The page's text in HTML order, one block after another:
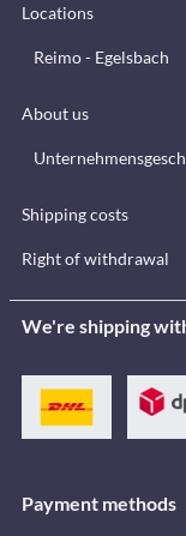
Locations
Reimo - Egelsbach
About us
Shipping costs
Right of withdrawal
We're shipping
Payment methods